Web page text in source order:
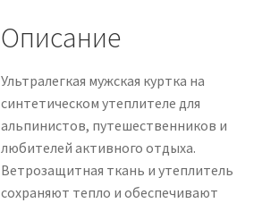
Описание
Ультралегкая мужская куртка на
синтетическом утеплителе для
альпинистов, путешественников и
любителей активного отдыха.
Ветрозащитная ткань и утеплитель
сохраняют тепло и обеспечивают